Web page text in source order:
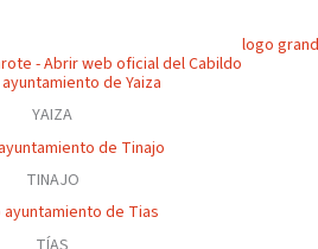
YAIZA
TINAJO